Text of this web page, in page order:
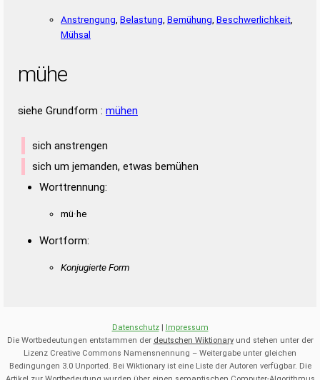
Anstrengung Belastung Bemühung Beschwerlichkeit
Mühsal
mühe
siehe Grundform : mühen
sich anstrengen
sich um jemanden, etwas bemühen
Worttrennung:
mü·he
Wortform:
Konjugierte Form
Datenschutz| Impressum
Die Wortbedeutungen entstammen der deutschen Wiktionaryund stehen unter der
Lizenz Creative Commons Namensnennung – Weitergabe unter gleichen
Bedingungen 3.0 Unported. Bei Wiktionary ist eine Liste der Autoren verfügbar. Die